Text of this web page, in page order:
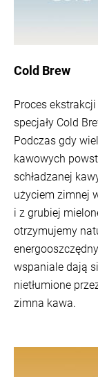
Cold Brew
Proces
specjały Cold
Podczas gdy
kawowych
schładzanej
użyciem zimnej
i z grubiej
otrzymujemy
wspaniale dają
nietłumione
zimna kawa.